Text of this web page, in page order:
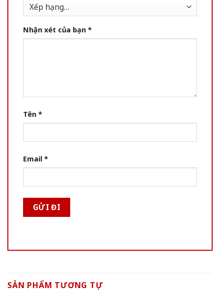
Nhận xét của bạn *
Tên *
Email *
SẢN PHẨM TƯƠNG TỰ